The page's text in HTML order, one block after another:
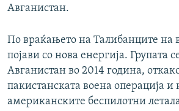
Авганистан.
По враќањето на Талибанците на
појави со нова енергија. Групата
Авганистан во 2014 година,
пакистанската воена операција и
американските беспилотни